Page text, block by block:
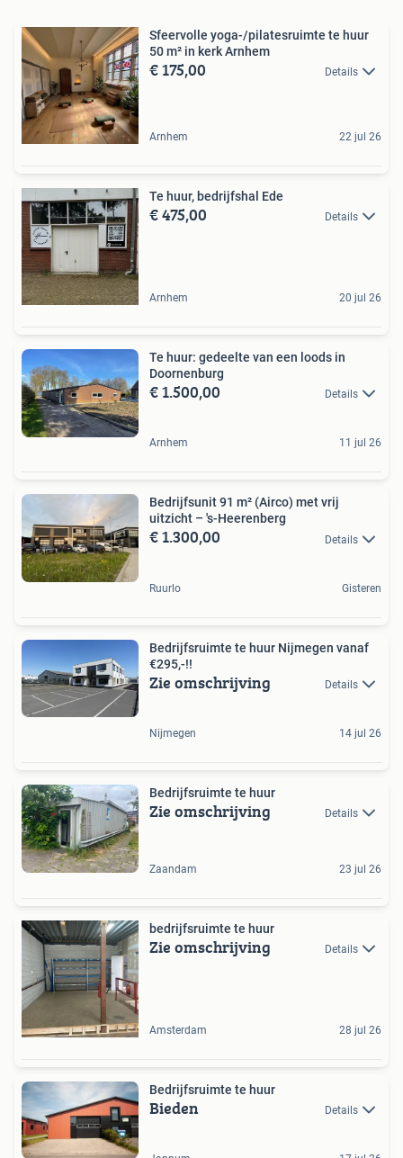
Sfeervolle yoga-/pilatesruimte te huur
50 m² in kerk Arnhem
€ 175,00 Details
Arnhem 22 jul 26
Te huur, bedrijfshal Ede
€ 475,00 Details
Arnhem 20 jul 26
Te huur: gedeelte van een loods in
Doornenburg
€ 1.500,00 Details
Arnhem 11 jul 26
Bedrijfsunit 91 m² (Airco) met vrij
uitzicht – 's-Heerenberg
€ 1.300,00 Details
Ruurlo Gisteren
Bedrijfsruimte te huur Nijmegen vanaf
€295,-!!
Zie omschrijving Details
Nijmegen 14 jul 26
Bedrijfsruimte te huur
Zie omschrijving Details
Zaandam 23 jul 26
bedrijfsruimte te huur
Zie omschrijving Details
Amsterdam 28 jul 26
Bedrijfsruimte te huur
Bieden Details